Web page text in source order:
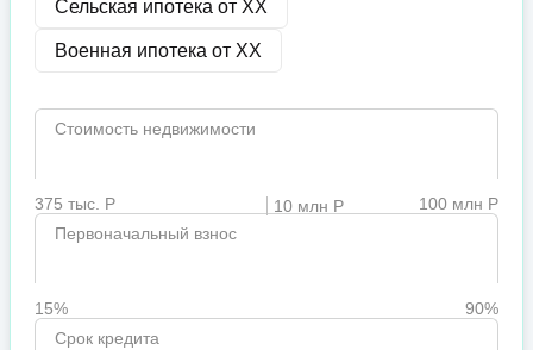
Сельская ипотека от XX
Военная ипотека от XX
Стоимость недвижимости
375 тыс. Р 10 млн Р
100 млн Р
Первоначальный взнос
15%
90%
Срок кредита